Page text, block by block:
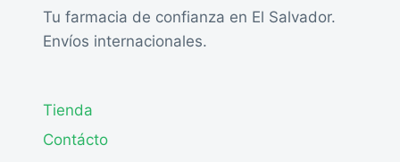
Tu farmacia de confianza en El Salvador.
Envíos internacionales.
Tienda
Contácto